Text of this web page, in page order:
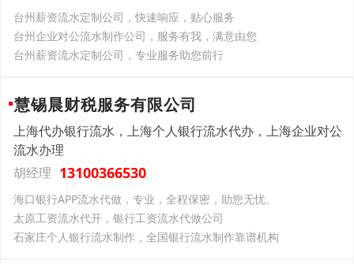
台州薪资流水定制公司，快速响应，贴心服务
台州企业对公流水制作公司，服务有我，满意由您
台州薪资流水定制公司，专业服务助您前行
慧锡晨财税服务有限公司
上海代办银行流水，上海个人银行流水代办，上海企业对公
流水办理
胡经理 13100366530
海口银行APP流水代做，专业，全程保密，助您无忧。
太原工资流水代开，银行工资流水代做公司
石家庄个人银行流水制作，全国银行流水制作靠谱机构